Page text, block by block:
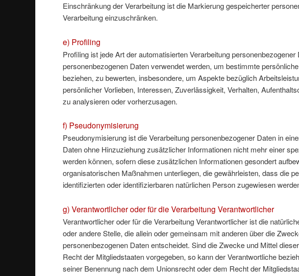
Einschränkung der Verarbeitung ist die Markierung gespeicherter
Verarbeitung einzuschränken.
e) Profiling
Profiling ist jede Art der automatisierten Verarbeitung
personenbezogenen Daten verwendet werden, um bestimmte
beziehen, zu bewerten, insbesondere, um Aspekte bezüglich
persönlicher Vorlieben, Interessen, Zuverlässigkeit, Verhalten,
zu analysieren oder vorherzusagen.
f) Pseudonymisierung
Pseudonymisierung ist die Verarbeitung personenbezogener Daten in
Daten ohne Hinzuziehung zusätzlicher Informationen nicht mehr einer
werden können, sofern diese zusätzlichen Informationen gesondert
organisatorischen Maßnahmen unterliegen, die gewährleisten, dass die
identifizierten oder identifizierbaren natürlichen Person zugewiesen
g) Verantwortlicher oder für die Verarbeitung Verantwortlicher
Verantwortlicher oder für die Verarbeitung Verantwortlicher ist die
oder andere Stelle, die allein oder gemeinsam mit anderen über die
personenbezogenen Daten entscheidet. Sind die Zwecke und Mittel
Recht der Mitgliedstaaten vorgegeben, so kann der Verantwortliche
seiner Benennung nach dem Unionsrecht oder dem Recht der